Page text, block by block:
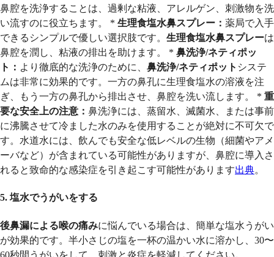
鼻腔を洗浄することは、過剰な粘液、アレルゲン、刺激物を洗
い流すのに役立ちます。 * 生理食塩水鼻スプレー： 薬局で入手
できるシンプルで優しい選択肢です。 生理食塩水鼻スプレーは
鼻腔を潤し、粘液の排出を助けます。 * 鼻洗浄/ネティポッ
ト： より徹底的な洗浄のために、 鼻洗浄/ネティポット システ
ムは非常に効果的です。一方の鼻孔に生理食塩水の溶液を注
ぎ、もう一方の鼻孔から排出させ、鼻腔を洗い流します。 * 重
要な安全上の注意： 鼻洗浄には、蒸留水、滅菌水、または事前
に沸騰させて冷ました水のみを使用することが絶対に不可欠で
す。水道水には、飲んでも安全な低レベルの生物（細菌やアメ
ーバなど）が含まれている可能性がありますが、鼻腔に導入さ
れると致命的な感染症を引き起こす可能性があります出典。
5. 塩水でうがいをする
後鼻漏による喉の痛みに悩んでいる場合は、簡単な塩水うがい
が効果的です。半小さじの塩を一杯の温かい水に溶かし、30〜
60秒間うがいをして、刺激と炎症を軽減してください。